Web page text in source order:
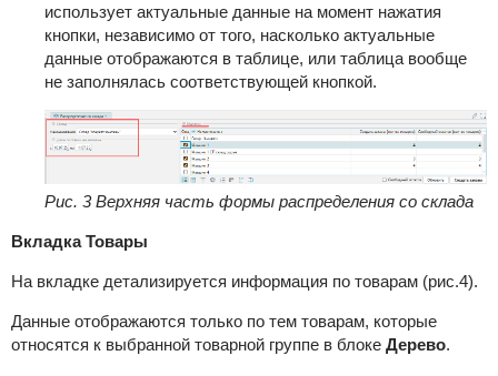
использует актуальные данные на момент нажатия
кнопки, независимо от того, насколько актуальные
данные отображаются в таблице, или таблица вообще
не заполнялась соответствующей кнопкой.
Рис. 3 Верхняя часть формы распределения со склада
Вкладка Товары
На вкладке детализируется информация по товарам (рис.4).
Данные отображаются только по тем товарам, которые
относятся к выбранной товарной группе в блоке Дерево.